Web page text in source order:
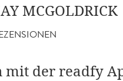
MCGOLDRICK
mit der readfy